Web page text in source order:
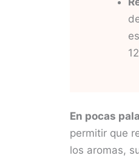
En pocas
permitir que
los aromas,